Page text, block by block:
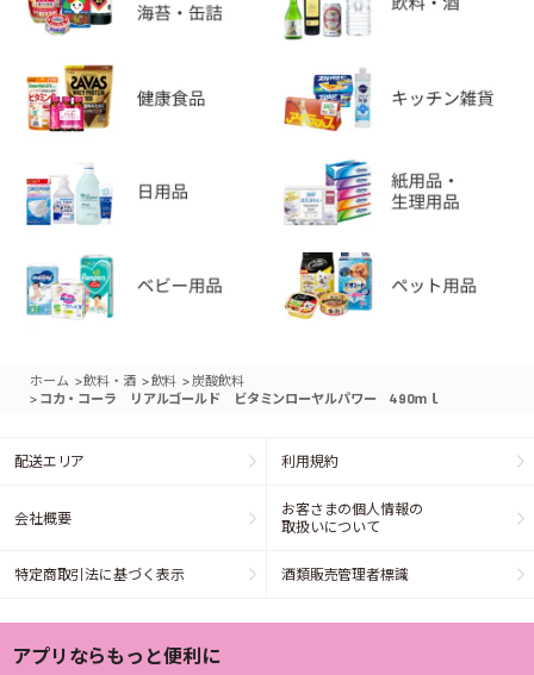
ホーム >飲料・酒 >飲料 > 炭酸飲料
> コカ・コーラ リアルゴールド ビタミンローヤルパワー 490ｍｌ
配送エリア 利用規約
会社概要
お客さまの個人情報の
取扱いについて
特定商取引法に基づく表示 酒類販売管理者標識
アプリならもっと便利に